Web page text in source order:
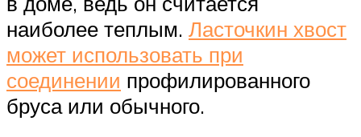
наиболее теплым. Ласточкин хвост
может использовать при
соединении профилированного
бруса или обычного.